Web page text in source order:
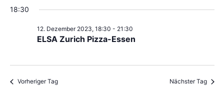
Sie
das
18:30
ELSA Zurich Pizza-Essen
12. Dezember 2023, 18:30 - 21:30
Vorheriger Tag Nächster Tag